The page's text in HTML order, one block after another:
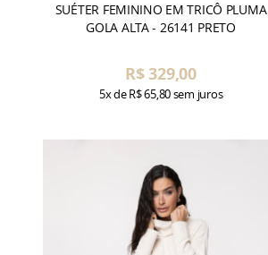
SUÉTER FEMININO EM TRICÔ PLUMA
GOLA ALTA - 26141 PRETO
R$ 329,00
5xdeR$ 65,80sem juros